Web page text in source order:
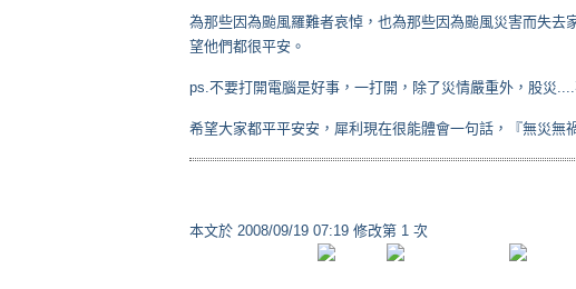
為那些因為颱風羅難者哀悼，也為那些因為颱風災害而失去
望他們都很平安。
ps.不要打開電腦是好事，一打開，除了災情嚴重外，股災....
希望大家都平平安安，犀利現在很能體會一句話，『無災無
本文於 2008/09/19 07:19 修改第 1 次